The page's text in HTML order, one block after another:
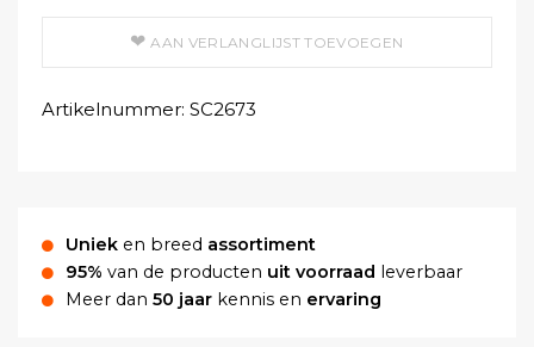
AAN VERLANGLIJST TOEVOEGEN
Artikelnummer: SC2673
Uniek en breed assortiment
95% van de producten uit voorraad
leverbaar
Meer dan 50 jaar kennis en ervaring